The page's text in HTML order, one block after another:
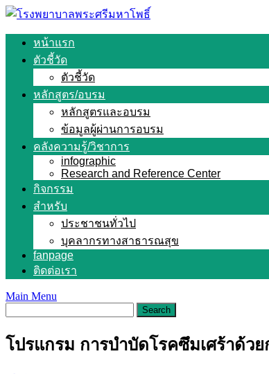
Skip
content
หน้าแรก
ตัวชี้วัด
ตัวชี้วัด
หลักสูตร/อบรม
หลักสูตรและอบรม
ข้อมูลผู้ผ่านการอบรม
คลังความรู้/วิชาการ
infographic
Research and Reference Center
กิจกรรม
สำหรับ
ประชาชนทั่วไป
บุคลากรทางสาธารณสุข
fanpage
ติดต่อเรา
Main Menu
โปรแกรม การบำบัดโรคซึมเศร้าด้ว